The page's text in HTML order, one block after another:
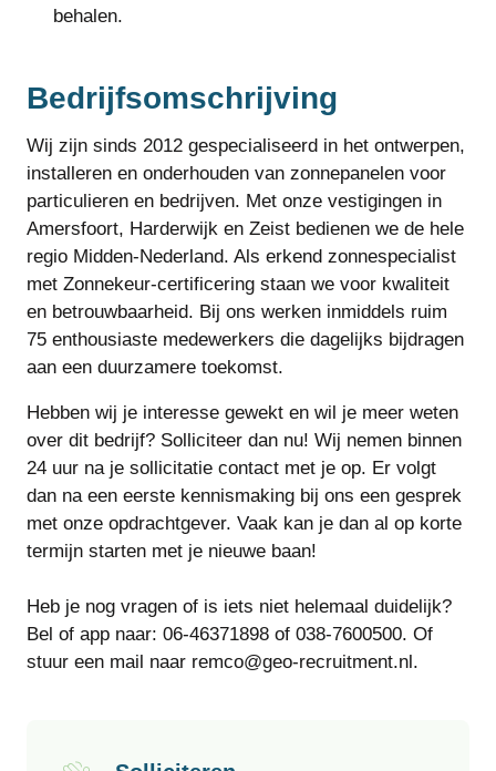
behalen.
Bedrijfsomschrijving
Wij zijn sinds 2012 gespecialiseerd in het ontwerpen,
installeren en onderhouden van zonnepanelen voor
particulieren en bedrijven. Met onze vestigingen in
Amersfoort, Harderwijk en Zeist bedienen we de hele
regio Midden-Nederland. Als erkend zonnespecialist
met Zonnekeur-certificering staan we voor kwaliteit
en betrouwbaarheid. Bij ons werken inmiddels ruim
75 enthousiaste medewerkers die dagelijks bijdragen
aan een duurzamere toekomst.
Hebben wij je interesse gewekt en wil je meer weten
over dit bedrijf? Solliciteer dan nu! Wij nemen binnen
24 uur na je sollicitatie contact met je op. Er volgt
dan na een eerste kennismaking bij ons een gesprek
met onze opdrachtgever. Vaak kan je dan al op korte
termijn starten met je nieuwe baan!
Heb je nog vragen of is iets niet helemaal duidelijk?
Bel of app naar: 06-46371898 of 038-7600500. Of
stuur een mail naar remco@geo-recruitment.nl.